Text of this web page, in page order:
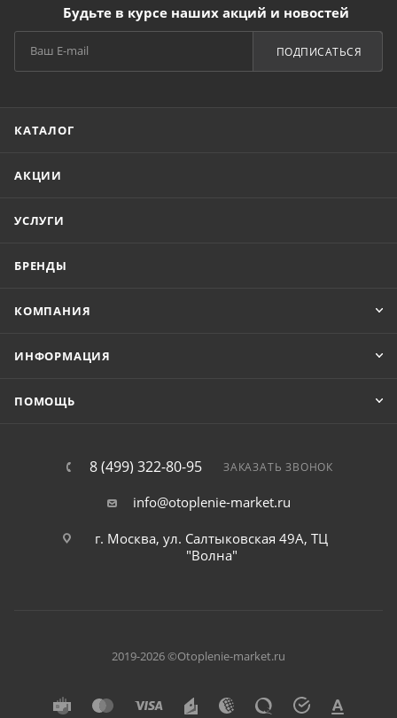
Будьте в курсе наших акций и новостей
ПОДПИСАТЬСЯ
КАТАЛОГ
АКЦИИ
УСЛУГИ
БРЕНДЫ
КОМПАНИЯ
ИНФОРМАЦИЯ
ПОМОЩЬ
8 (499) 322-80-95 ЗАКАЗАТЬ ЗВОНОК
info@otoplenie-market.ru
г. Москва, ул. Салтыковская 49А, ТЦ
"Волна"
2019-2026 ©Otoplenie-market.ru